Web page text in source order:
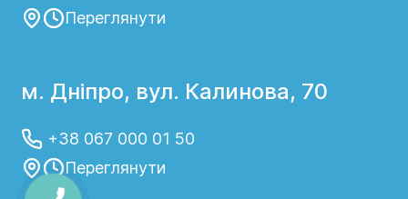
Переглянути
м. Дніпро, вул. Калинова, 70
+38 067 000 01 50
Переглянути